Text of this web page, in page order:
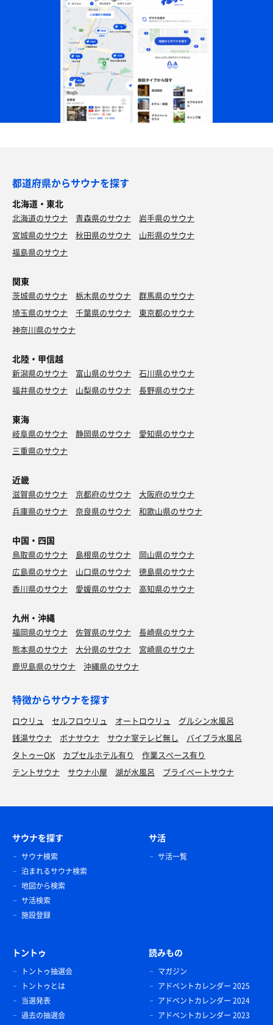
都道府県からサウナを探す
北海道・東北
北海道のサウナ 青森県のサウナ
岩手県のサウナ
宮城県のサウナ
秋田県のサウナ
山形県のサウナ
福島県のサウナ
関東
茨城県のサウナ 栃木県のサウナ
群馬県のサウナ
埼玉県のサウナ
千葉県のサウナ
東京都のサウナ
神奈川県のサウナ
北陸・甲信越
新潟県のサウナ 富山県のサウナ
石川県のサウナ
福井県のサウナ
山梨県のサウナ 長野県のサウナ
東海
岐阜県のサウナ 静岡県のサウナ
愛知県のサウナ
三重県のサウナ
近畿
滋賀県のサウナ 京都府のサウナ
大阪府のサウナ
兵庫県のサウナ
奈良県のサウナ 和歌山県のサウナ
中国・四国
鳥取県のサウナ 島根県のサウナ
岡山県のサウナ
広島県のサウナ
山口県のサウナ
徳島県のサウナ
香川県のサウナ
愛媛県のサウナ 高知県のサウナ
九州・沖縄
福岡県のサウナ 佐賀県のサウナ
長崎県のサウナ
熊本県のサウナ
大分県のサウナ
宮崎県のサウナ
鹿児島県のサウナ
沖縄県のサウナ
特徴からサウナを探す
ロウリュ セルフロウリュ オートロウリュ
グルシン水風呂
銭湯サウナ
ボナサウナ サウナ室テレビ無し
バイブラ水風呂
タトゥーOK
カプセルホテル有り
作業スペース有り
テントサウナ
サウナ小屋 湖が水風呂 プライベートサウナ
サウナを探す
サウナ検索
泊まれるサウナ検索
地図から検索
サ活検索
施設登録
サ活
サ活一覧
トントゥ
トントゥ抽選会
トントゥとは
当選発表
過去の抽選会
読みもの
マガジン
アドベントカレンダー 2025
アドベントカレンダー 2024
アドベントカレンダー 2023